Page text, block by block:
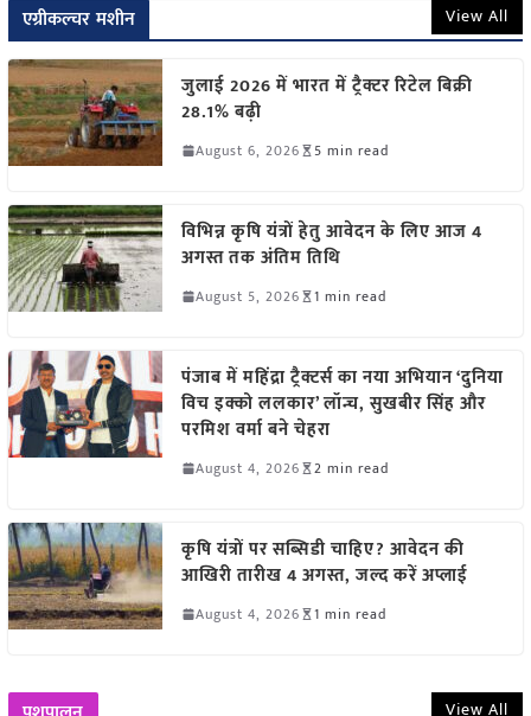
एग्रीकल्चर मशीन View All
जुलाई 2026 में भारत में ट्रैक्टर रिटेल बिक्री
28.1% बढ़ी
August 6, 2026 5 min read
विभिन्न कृषि यंत्रों हेतु आवेदन के लिए आज 4
अगस्त तक अंतिम तिथि
August 5, 2026 1 min read
पंजाब में महिंद्रा ट्रैक्टर्स का नया अभियान ‘दुनिया
विच इक्को ललकार’ लॉन्च, सुखबीर सिंह और
परमिश वर्मा बने चेहरा
August 4, 2026 2 min read
कृषि यंत्रों पर सब्सिडी चाहिए? आवेदन की
आखिरी तारीख 4 अगस्त, जल्द करें अप्लाई
August 4, 2026 1 min read
View All